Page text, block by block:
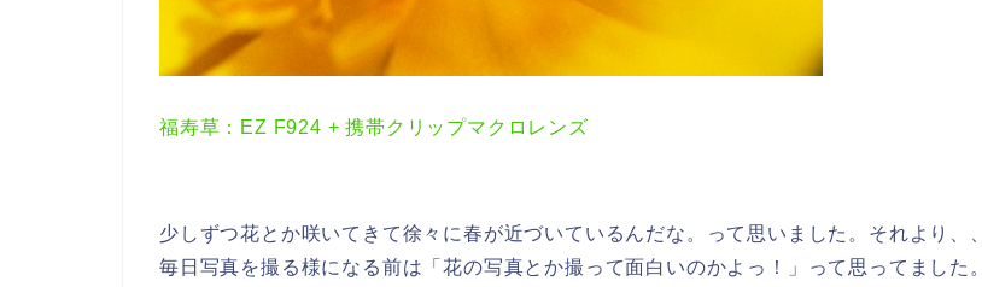
福寿草：EZ F924 + 携帯クリップマクロレンズ
少しずつ花とか咲いてきて徐々に春が近づいているんだな。って思いました。それより、、
毎日写真を撮る様になる前は「花の写真とか撮って面白いのかよっ！」って思ってました。